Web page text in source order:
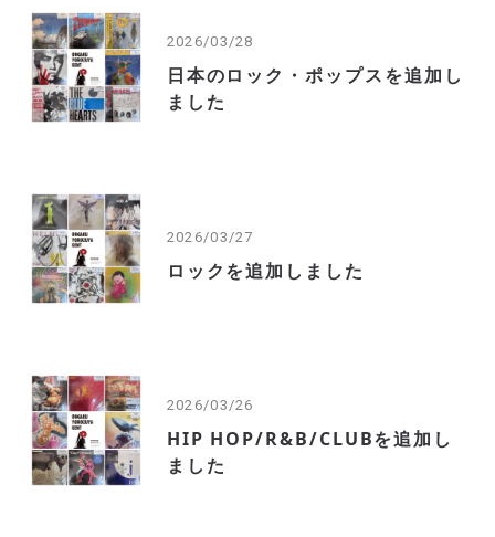
2026/03/28
日本のロック・ポップスを追加し
ました
2026/03/27
ロックを追加しました
2026/03/26
HIP HOP/R&B/CLUBを追加し
ました